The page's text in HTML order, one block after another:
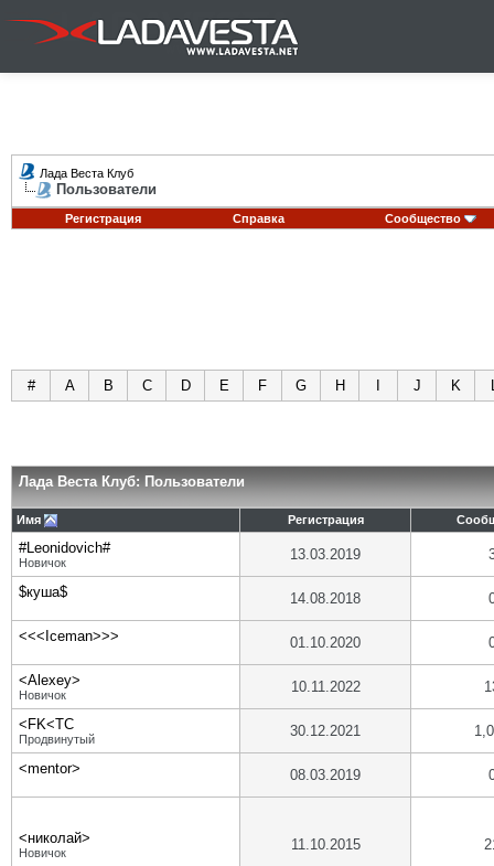
Лада Веста Клуб
Пользователи
Регистрация Справка Сообщество
# A B C D E F G H J K
Лада Веста Клуб: Пользователи
Имя Регистрация
#Leonidovich#
Новичок 13.03.2019
$куша$ 14.08.2018
<<<Iceman>>> 01.10.2020
<Alexey>
Новичок 10.11.2022
<FK<TC
Продвинутый 30.12.2021
<mentor> 08.03.2019
<николай>
Новичок 11.10.2015